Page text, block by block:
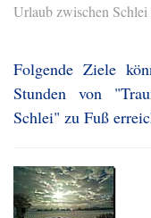
Urlaub zwischen
Folgende Ziele
Stunden von
Schlei" zu Fuß